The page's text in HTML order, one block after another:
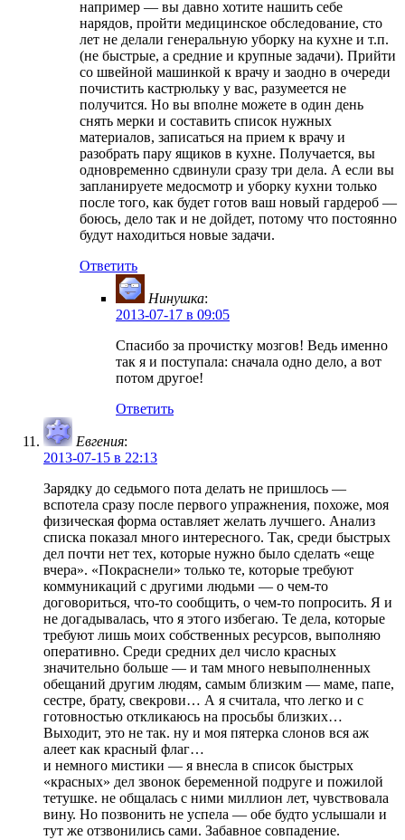
например — вы давно хотите нашить себе
нарядов, пройти медицинское обследование, сто
лет не делали генеральную уборку на кухне и т.п.
(не быстрые, а средние и крупные задачи). Прийти
со швейной машинкой к врачу и заодно в очереди
почистить кастрюльку у вас, разумеется не
получится. Но вы вполне можете в один день
снять мерки и составить список нужных
материалов, записаться на прием к врачу и
разобрать пару ящиков в кухне. Получается, вы
одновременно сдвинули сразу три дела. А если вы
запланируете медосмотр и уборку кухни только
после того, как будет готов ваш новый гардероб —
боюсь, дело так и не дойдет, потому что постоянно
будут находиться новые задачи.
Ответить
Нинушка:
2013-07-17 в 09:05
Спасибо за прочистку мозгов! Ведь именно
так я и поступала: сначала одно дело, а вот
потом другое!
Ответить
Евгения:
2013-07-15 в 22:13
Зарядку до седьмого пота делать не пришлось —
вспотела сразу после первого упражнения, похоже, моя
физическая форма оставляет желать лучшего. Анализ
списка показал много интересного. Так, среди быстрых
дел почти нет тех, которые нужно было сделать «еще
вчера». «Покраснели» только те, которые требуют
коммуникаций с другими людьми — о чем-то
договориться, что-то сообщить, о чем-то попросить. Я и
не догадывалась, что я этого избегаю. Те дела, которые
требуют лишь моих собственных ресурсов, выполняю
оперативно. Среди средних дел число красных
значительно больше — и там много невыполненных
обещаний другим людям, самым близким — маме, папе,
сестре, брату, свекрови… А я считала, что легко и с
готовностью откликаюсь на просьбы близких…
Выходит, это не так. ну и моя пятерка слонов вся аж
алеет как красный флаг…
и немного мистики — я внесла в список быстрых
«красных» дел звонок беременной подруге и пожилой
тетушке. не общалась с ними миллион лет, чувствовала
вину. Но позвонить не успела — обе будто услышали и
тут же отзвонились сами. Забавное совпадение.